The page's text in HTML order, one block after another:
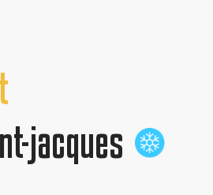
jacques